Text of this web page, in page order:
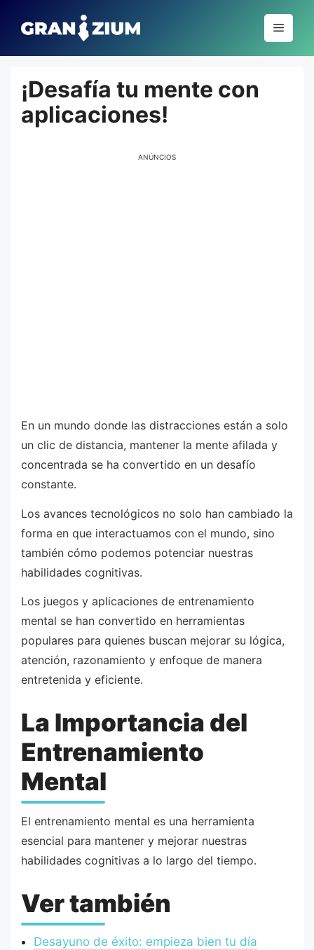
para
conteúdo
Menu
¡Desafía tu mente con
aplicaciones!
ANÚNCIOS
En un mundo donde las distracciones están a solo
un clic de distancia, mantener la mente afilada y
concentrada se ha convertido en un desafío
constante.
Los avances tecnológicos no solo han cambiado la
forma en que interactuamos con el mundo, sino
también cómo podemos potenciar nuestras
habilidades cognitivas.
Los juegos y aplicaciones de entrenamiento
mental se han convertido en herramientas
populares para quienes buscan mejorar su lógica,
atención, razonamiento y enfoque de manera
entretenida y eficiente.
La Importancia del
Entrenamiento
Mental
El entrenamiento mental es una herramienta
esencial para mantener y mejorar nuestras
habilidades cognitivas a lo largo del tiempo.
Ver también
Desayuno de éxito: empieza bien tu día